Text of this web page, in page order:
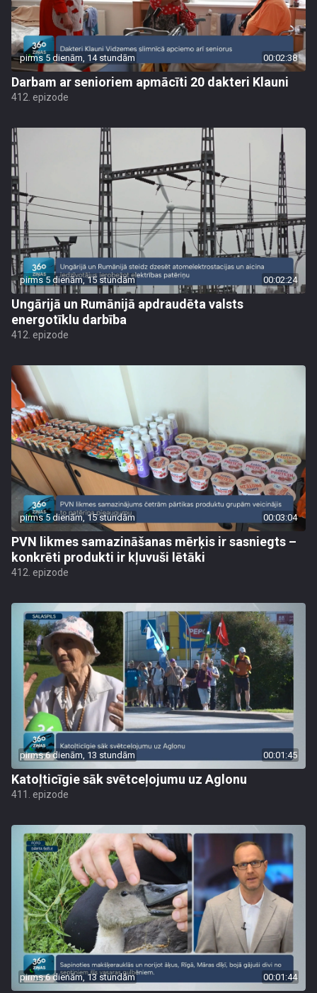
pirms 5 dienām, 14 stundām 00:02:38
Darbam ar senioriem apmācīti 20 dakteri Klauni
412. epizode
pirms 5 dienām, 15 stundām 00:02:24
Ungārijā un Rumānijā apdraudēta valsts
energotīklu darbība
412. epizode
pirms 5 dienām, 15 stundām 00:03:04
PVN likmes samazināšanas mērķis ir sasniegts –
konkrēti produkti ir kļuvuši lētāki
412. epizode
pirms 6 dienām, 13 stundām 00:01:45
Katoļticīgie sāk svētceļojumu uz Aglonu
411. epizode
pirms 6 dienām, 13 stundām 00:01:44